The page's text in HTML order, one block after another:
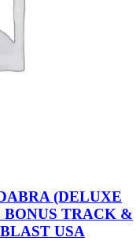
(DELUXE
BONUS TRACK &
USA